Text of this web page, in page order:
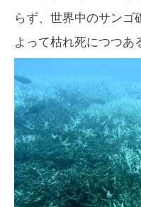
らず、世界中のサンゴ
よって枯れ死につつあ